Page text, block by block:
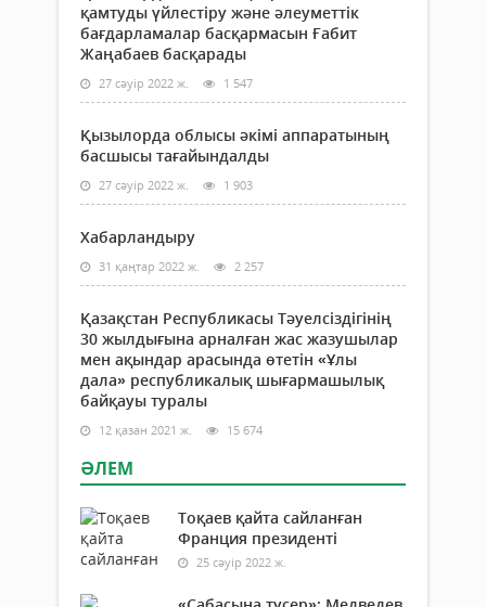
қамтуды үйлестіру және әлеуметтік
бағдарламалар басқармасын Ғабит
Жаңабаев басқарады
27 сәуір 2022 ж. 1 547
Қызылорда облысы әкімі аппаратының
басшысы тағайындалды
27 сәуір 2022 ж. 1 903
Хабарландыру
31 қаңтар 2022 ж. 2 257
Қазақстан Республикасы Тәуелсіздігінің
30 жылдығына арналған жас жазушылар
мен ақындар арасында өтетін «Ұлы
дала» республикалық шығармашылық
байқауы туралы
12 қазан 2021 ж. 15 674
ӘЛЕМ
Тоқаев қайта сайланған
Франция президенті
25 сәуір 2022 ж.